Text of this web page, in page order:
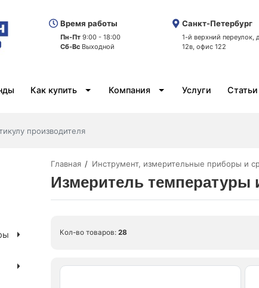
Время работы
Пн-Пт 9:00 - 18:00
Сб-Вс Выходной
Санкт-Петербург
1-й верхний переулок,
12в, офис 122
Как купить Компания Услуги
Главная Инструмент, измерительные приборы и
Измеритель температуры
Кол-во товаров: 28